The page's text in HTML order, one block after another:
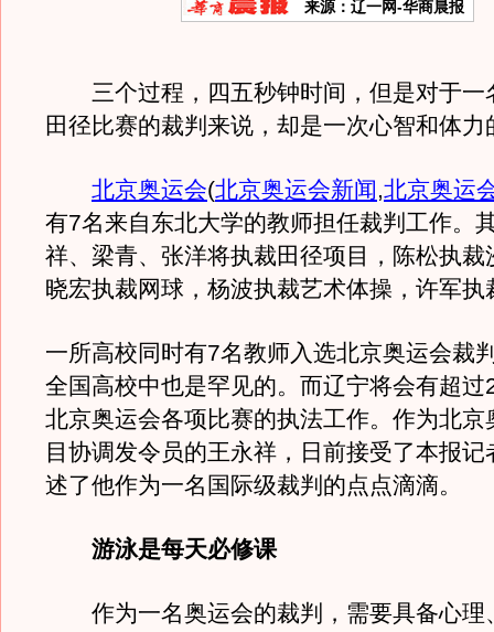
来源：辽一网-华商晨报
三个过程，四五秒钟时间，但是对于一
田径比赛的裁判来说，却是一次心智和体力
北京奥运会(北京奥运会新闻,北京奥运
有7名来自东北大学的教师担任裁判工作。
祥、梁青、张洋将执裁田径项目，陈松执裁
晓宏执裁网球，杨波执裁艺术体操，许军执
一所高校同时有7名教师入选北京奥运会裁
全国高校中也是罕见的。而辽宁将会有超过
北京奥运会各项比赛的执法工作。作为北京
目协调发令员的王永祥，日前接受了本报记
述了他作为一名国际级裁判的点点滴滴。
游泳是每天必修课
作为一名奥运会的裁判，需要具备心理